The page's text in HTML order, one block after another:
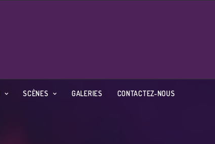
SCÈNES GALERIES CONTACTEZ-NOUS